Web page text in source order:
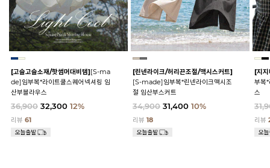
[고슬고슬소재/핫썸머대비템][S-ma
de]임부복*라이트쿨스퀘어넥셔링 임
산부블라우스
36,900 32,300 12%
리뷰 61
[린넨라이크/허리끈조절/맥시스커트]
[S-made]임부복*린넨라이크맥시조
절 임산부스커트
34,900 31,400 10%
리뷰18
[지
부복
스
리뷰